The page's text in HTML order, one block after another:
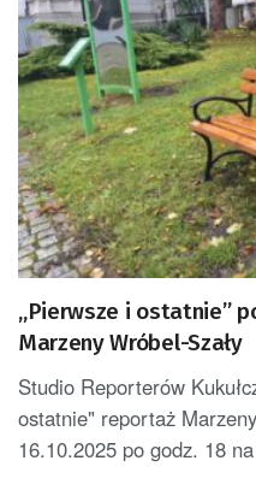
„Pierwsze i ostatnie”
Marzeny Wróbel-Szały
Studio Reporterów
ostatnie" reportaż
16.10.2025 po godz. 18